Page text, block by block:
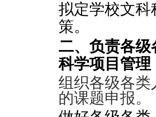
拟定学校文科
策。
二、负责各
科学项目管理
组织各级各
的课题申报。